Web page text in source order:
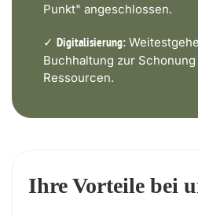
Punkt" angeschlossen.
✓ Digitalisierung:
Buchhaltung zur
Ressourcen.
Ihre Vorteile bei